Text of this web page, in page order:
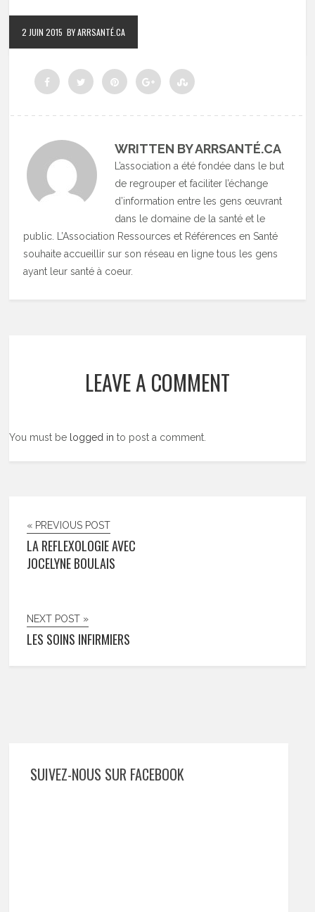
2 JUIN 2015 BY ARRSANTÉ.CA
WRITTEN BY ARRSANTÉ.CA
L’association a été fondée dans le but
de regrouper et faciliter l’échange
d’information entre les gens œuvrant
dans le domaine de la santé et le
public. L’Association Ressources et Références en Santé
souhaite accueillir sur son réseau en ligne tous les gens
ayant leur santé à coeur.
LEAVE A COMMENT
You must be logged in to post a comment.
« PREVIOUS POST
LA REFLEXOLOGIE AVEC
JOCELYNE BOULAIS
NEXT POST »
LES SOINS INFIRMIERS
SUIVEZ-NOUS SUR FACEBOOK